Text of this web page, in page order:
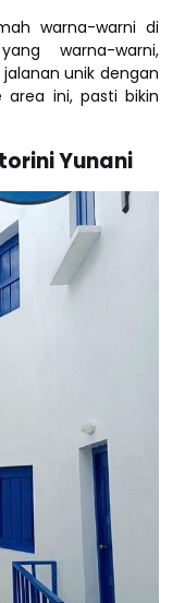
warna-warni di
warna-warni,
unik dengan
ini, pasti bikin
Yunani